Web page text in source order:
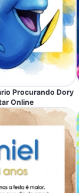
Procurando Dory
Online